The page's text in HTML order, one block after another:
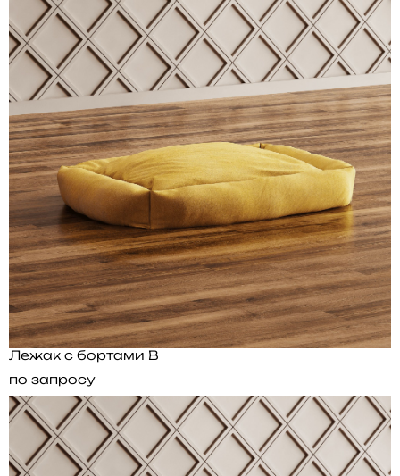
Лежак с бортами B
по запросу